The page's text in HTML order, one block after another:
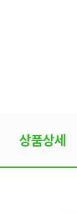
상품상세